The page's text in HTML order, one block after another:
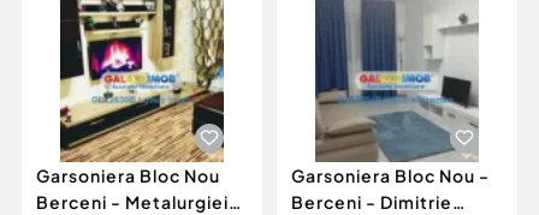
Garsoniera Bloc Nou
Berceni - Metalurgiei
Garsoniera Bloc Nou -
Berceni - Dimitrie